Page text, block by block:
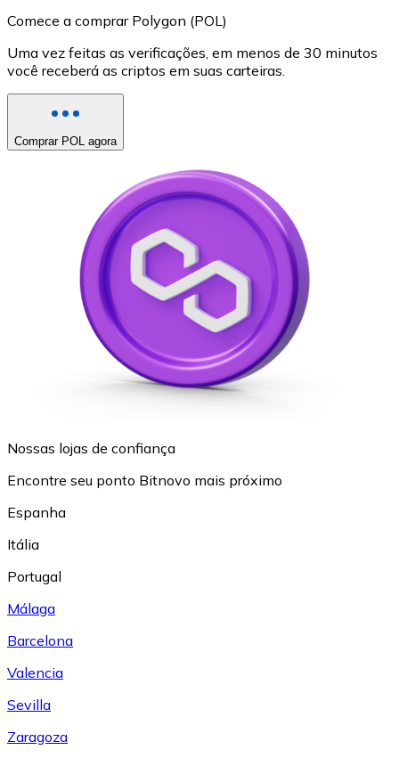
Comece a comprar Polygon (POL)
Uma vez feitas as verificações, em menos de 30 minutos
você receberá as criptos em suas carteiras.
Comprar POL agora
Nossas lojas de confiança
Encontre seu ponto Bitnovo mais próximo
Espanha
Itália
Portugal
Málaga
Barcelona
Valencia
Sevilla
Zaragoza